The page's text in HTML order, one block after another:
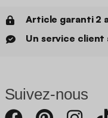
Article garanti 2
Un service
Suivez-nous